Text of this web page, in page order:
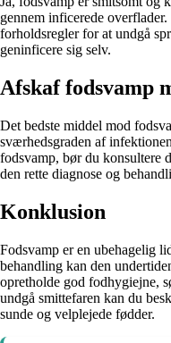
gennem inficerede
forholdsregler for at undgå
geninficere sig selv.
Afskaf fodsvamp
Det bedste middel mod
sværhedsgraden af
fodsvamp, bør du konsultere
den rette diagnose og
Konklusion
Fodsvamp er en ubehagelig
behandling kan den
opretholde god fodhygiejne,
undgå smittefaren kan du
sunde og velplejede fødder.